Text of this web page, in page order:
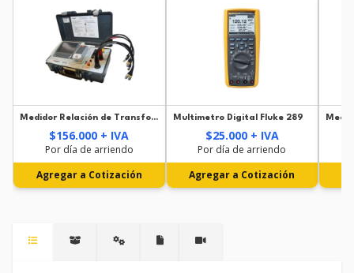
Medidor Relación de Transformación Megger TTR-330 Trifásico
$156.000 + IVA
Por día de arriendo
Agregar a Cotización
Multimetro Digital Fluke 289
$25.000 + IVA
Por día de arriendo
Agregar a Cotización